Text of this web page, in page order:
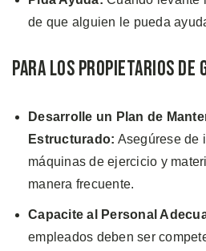
de que alguien le pueda
Para los Propietarios de
Desarrolle un Plan de
Estructurado: Asegúrese de
máquinas de ejercicio y
manera frecuente.
Capacite al Personal
empleados deben ser